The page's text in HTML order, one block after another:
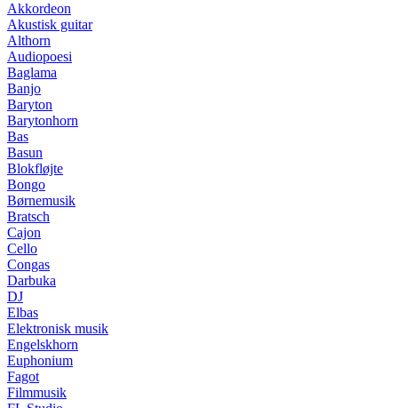
Akkordeon
Akustisk guitar
Althorn
Audiopoesi
Baglama
Banjo
Baryton
Barytonhorn
Bas
Basun
Blokfløjte
Bongo
Børnemusik
Bratsch
Cajon
Cello
Congas
Darbuka
DJ
Elbas
Elektronisk musik
Engelskhorn
Euphonium
Fagot
Filmmusik